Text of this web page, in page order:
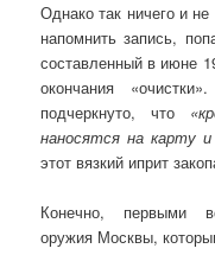
Однако так ничего и
напомнить запись,
составленный в июне
окончания
подчеркнуто, что
наносятся на карту
этот вязкий иприт
Конечно, первыми
оружия Москвы,